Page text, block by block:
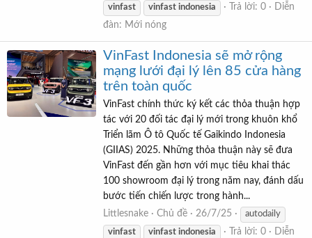
vinfast
vinfast indonesia Trả lời: 0
Diễn
đàn: Mới nóng
VinFast Indonesia sẽ mở rộng
mạng lưới đại lý lên 85 cửa hàng
trên toàn quốc
VinFast chính thức ký kết các thỏa thuận hợp
tác với 20 đối tác đại lý mới trong khuôn khổ
Triển lãm Ô tô Quốc tế Gaikindo Indonesia
(GIIAS) 2025. Những thỏa thuận này sẽ đưa
VinFast đến gần hơn với mục tiêu khai thác
100 showroom đại lý trong năm nay, đánh dấu
bước tiến chiến lược trong hành...
Littlesnake
Chủ đề 26/7/25
autodaily
vinfast
vinfast indonesia Trả lời: 0
Diễn